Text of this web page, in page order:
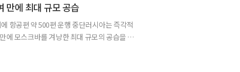
만에 최대 규모 공습
항공편 약 500편 운행 중단러시아는 즉각적